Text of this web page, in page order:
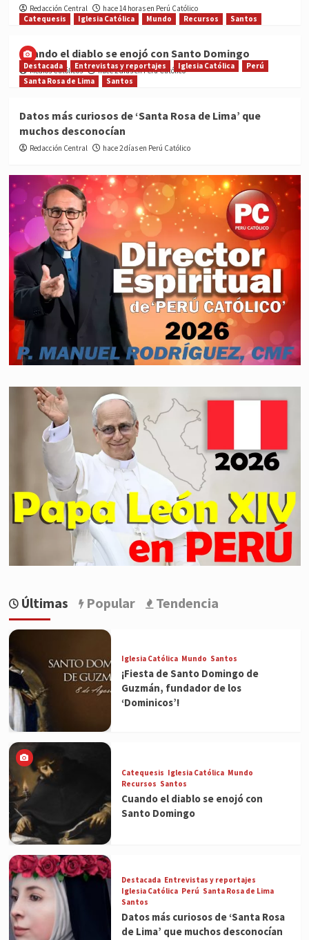
Redacción Central
hace 14 horas en Perú Católico
Catequesis
Iglesia Católica Mundo Recursos Santos
Cuando el diablo se enojó con Santo Domingo
Medios Católicos hace 2 días en Perú Católico
Destacada Entrevistas y reportajes Iglesia Católica
Perú
Santa Rosa de Lima
Santos
Datos más curiosos de ‘Santa Rosa de Lima’ que
muchos desconocían
Redacción Central hace 2 días en Perú Católico
Últimas Popular Tendencia
Iglesia Católica Mundo Santos
¡Fiesta de Santo Domingo de
Guzmán, fundador de los
‘Dominicos’!
Catequesis Iglesia Católica Mundo
Recursos Santos
Cuando el diablo se enojó con
Santo Domingo
Destacada Entrevistas y reportajes
Iglesia Católica Perú Santa Rosa de Lima
Santos
Datos más curiosos de ‘Santa Rosa
de Lima’ que muchos desconocían